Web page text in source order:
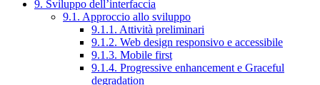
9. Sviluppo dell’interfaccia
9.1. Approccio allo sviluppo
9.1.1. Attività preliminari
9.1.2. Web design responsivo e accessibile
9.1.3. Mobile first
9.1.4. Progressive enhancement e Graceful
degradation